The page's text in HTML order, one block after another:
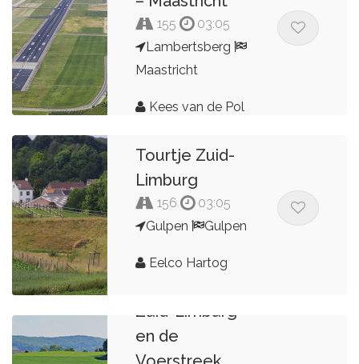
155
03:05
Lambertsberg
Maastricht
Kees van de Pol
Tourtje Zuid-
Limburg
156
03:05
Gulpen
Gulpen
Eelco Hartog
Zuid-Limburg
en de